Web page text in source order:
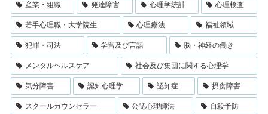
産業・組織 発達障害 心理学統計 心理検査
若手心理職・大学院生 心理療法 福祉領域
犯罪・司法 学習及び言語 脳・神経の働き
メンタルヘルスケア 社会及び集団に関する心理学
気分障害 認知心理学 認知症 摂食障害
スクールカウンセラー 公認心理師法 自殺予防